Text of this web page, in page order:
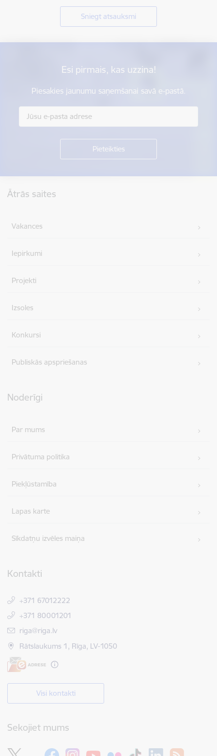
Sniegt atsauksmi
Esi pirmais, kas uzzina!
Piesakies jaunumu saņemšanai savā e-pastā.
Ātrās saites
Vakances
Iepirkumi
Projekti
Izsoles
Konkursi
Publiskās apspriešanas
Noderīgi
Par mums
Privātuma politika
Piekļūstamība
Lapas karte
Sīkdatņu izvēles maiņa
Kontakti
+371 67012222
+371 80001201
E-pasts:
riga@riga.lv
Rātslaukums 1, Rīga, LV-1050
Visi kontakti
Sekojiet mums